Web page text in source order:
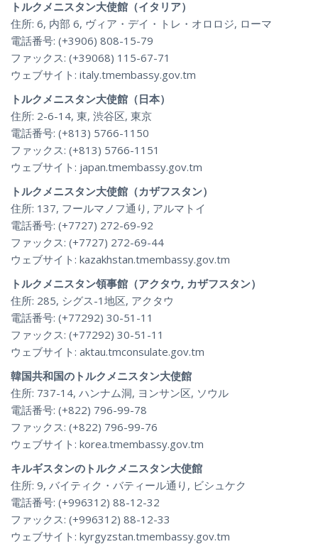
トルクメニスタン大使館（イタリア）
住所: 6, 内部 6, ヴィア・デイ・トレ・オロロジ, ローマ
電話番号: (+3906) 808-15-79
ファックス: (+39068) 115-67-71
ウェブサイト: italy.tmembassy.gov.tm
トルクメニスタン大使館（日本）
住所: 2-6-14, 東, 渋谷区, 東京
電話番号: (+813) 5766-1150
ファックス: (+813) 5766-1151
ウェブサイト: japan.tmembassy.gov.tm
トルクメニスタン大使館（カザフスタン）
住所: 137, フールマノフ通り, アルマトイ
電話番号: (+7727) 272-69-92
ファックス: (+7727) 272-69-44
ウェブサイト: kazakhstan.tmembassy.gov.tm
トルクメニスタン領事館（アクタウ, カザフスタン）
住所: 285, シグス-1地区, アクタウ
電話番号: (+77292) 30-51-11
ファックス: (+77292) 30-51-11
ウェブサイト: aktau.tmconsulate.gov.tm
韓国共和国のトルクメニスタン大使館
住所: 737-14, ハンナム洞, ヨンサン区, ソウル
電話番号: (+822) 796-99-78
ファックス: (+822) 796-99-76
ウェブサイト: korea.tmembassy.gov.tm
キルギスタンのトルクメニスタン大使館
住所: 9, バイティク・バティール通り, ビシュケク
電話番号: (+996312) 88-12-32
ファックス: (+996312) 88-12-33
ウェブサイト: kyrgyzstan.tmembassy.gov.tm